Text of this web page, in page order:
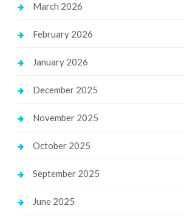
March 2026
February 2026
January 2026
December 2025
November 2025
October 2025
September 2025
June 2025